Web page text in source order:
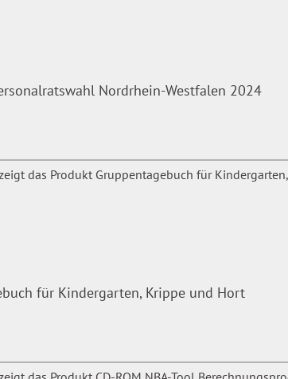
Nordrhein-Westfalen 2024
für Kindergarten, Krippe und Hort